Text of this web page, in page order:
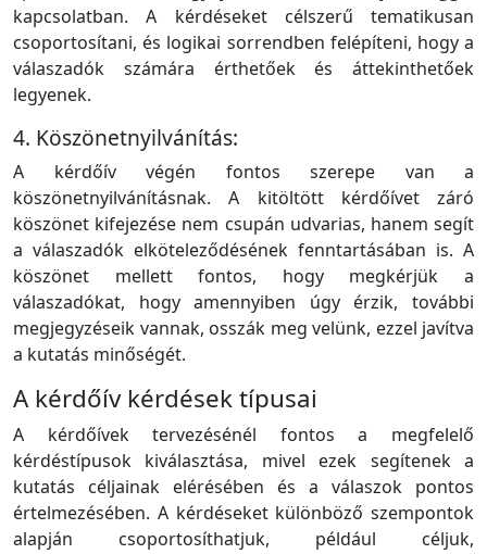
kapcsolatban. A kérdéseket célszerű tematikusan
csoportosítani, és logikai sorrendben felépíteni, hogy a
válaszadók számára érthetőek és áttekinthetőek
legyenek.
4. Köszönetnyilvánítás:
A kérdőív végén fontos szerepe van a
köszönetnyilvánításnak. A kitöltött kérdőívet záró
köszönet kifejezése nem csupán udvarias, hanem segít
a válaszadók elköteleződésének fenntartásában is. A
köszönet mellett fontos, hogy megkérjük a
válaszadókat, hogy amennyiben úgy érzik, további
megjegyzéseik vannak, osszák meg velünk, ezzel javítva
a kutatás minőségét.
A kérdőív kérdések típusai
A kérdőívek tervezésénél fontos a megfelelő
kérdéstípusok kiválasztása, mivel ezek segítenek a
kutatás céljainak elérésében és a válaszok pontos
értelmezésében. A kérdéseket különböző szempontok
alapján csoportosíthatjuk, például céljuk,